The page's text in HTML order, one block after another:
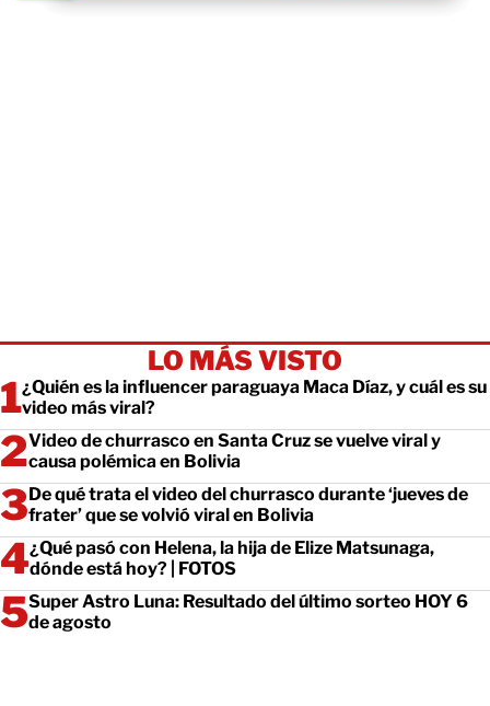
LO MÁS VISTO
¿Quién es la influencer paraguaya Maca Díaz, y cuál es su
video más viral?
Video de churrasco en Santa Cruz se vuelve viral y
causa polémica en Bolivia
De qué trata el video del churrasco durante ‘jueves de
frater’ que se volvió viral en Bolivia
¿Qué pasó con Helena, la hija de Elize Matsunaga,
dónde está hoy? | FOTOS
Super Astro Luna: Resultado del último sorteo HOY 6
de agosto